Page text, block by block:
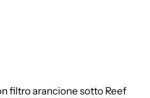
filtro arancione sotto Reef